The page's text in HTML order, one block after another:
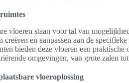
vloeren staan voor tal van
en aanpassen aan de
bieden deze vloeren een
omgevingen, van grote zalen
vloeroplossing